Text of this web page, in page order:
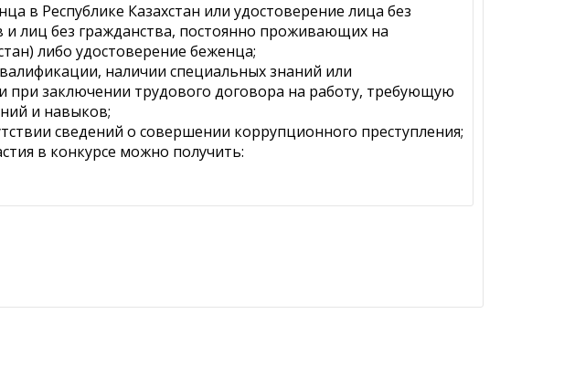
в Республике Казахстан или удостоверение лица без
и лиц без гражданства, постоянно проживающих на
либо удостоверение беженца;
наличии специальных знаний или
при заключении трудового договора на работу, требующую
и навыков;
сведений о совершении коррупционного преступления;
в конкурсе можно получить: